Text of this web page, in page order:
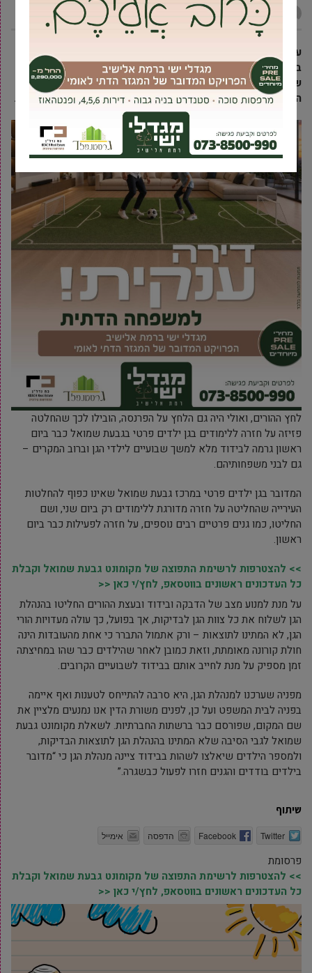
אביחי טבק 20 אוקטובר, 2020
עשרות ילדים ובני משפחותיהם הלומדים במתחם גנים פרטיים
במרכז העיר ייאלצו לשהות בבידוד בשבועיים הקרובים לאחר
שאחת הגננות אובחנה כחולת קורונה. בתחילת השבוע נבדקו כל
הגננות – אך בהנהלת הגן לא המתינו לתוצאות כדי לחזור לשגרה.
לחץ ההורים, ואולי היה גם הלחץ על הפרנסה, הובילו לכך שהחלטה
פזיזה על חזרה ללימודים בגן ילדים פרטי בגבעת שמואל כבר ביום
ראשון גרמה לבידוד מלא למשך שבועיים לילדי הגן וברוב המקרים –
גם לבני משפחותיהם.
המדובר בגן ילדים פרטי במרכז גבעת שמואל שאינו כפוף להחלטות
העירייה שהחליטה על חזרה מדורגת ללימודים רק ביום שני, ושם
החליטו, כמו גנים פרטיים רבים נוספים, על חזרה לפעילות כבר ביום
ראשון.
>> להצטרפות לרשימת התפוצה של מקומונט גבעת שמואל וקבלת
כל העדכונים ראשונים בווטסאפ, לחץ/י כאן <<
על מנת למנוע מצב של הדבקה ובידוד ובעצת ההורים החליטו בהנהלת
הגן לשלוח את כל צוות הגן לבדיקות, אך בפועל, כך עולה מעדויות הורי
הגן, לא המתינו לתוצאות – ורק אתמול התברר כי אחת מהעובדות הינה
חולת קורונה מאומתת, וזאת כמובן לאחר שהילדים כבר שהו במחיצתה
זמן מספיק על מנת לחייב אותם בבידוד לשבועיים הקרובים.
מפניה שערכנו למנהלת הגן, היא סרבה להתייחס לטענות ואף איימה
בפניה לבית המשפט ועל כן, לפנים משורת הדין אנו נמנעים מלציין את
שם המקום, שפורסם כבר ברשתות החברתיות. לשאלת מקומונט גבעת
שמואל לגבי הסיבה שלא המתינו בהנהלת הגן לתוצאות הבדיקות,
ולמספר הילדים שיאלצו לשהות בבידוד ציינה מנהלת הגן כי “מדובר
בילדים בודדים והגנים חזרו לפעול כבשגרה.”
שיתוף
Twitter
Facebook הדפסה אימייל
פרסומת
>> להצטרפות לרשימת התפוצה של מקומונט גבעת שמואל וקבלת
כל העדכונים ראשונים בווטסאפ, לחץ/י כאן <<